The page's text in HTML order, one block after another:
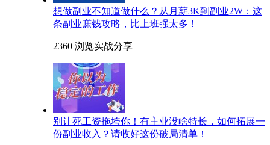
想做副业不知道做什么？从月薪3K到副业2W：这
条副业赚钱攻略，比上班强太多！
2360 浏览实战分享
别让死工资拖垮你！有主业没啥特长，如何拓展一
份副业收入？请收好这份破局清单！